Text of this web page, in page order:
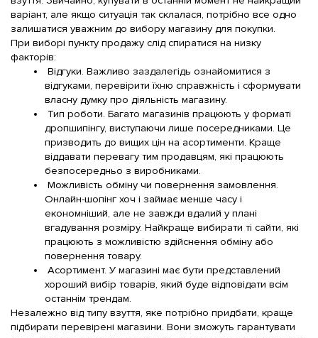
варіант, але якщо ситуація так склалася, потрібно все одно
залишатися уважним до вибору магазину для покупки.
При виборі пункту продажу слід спиратися на низку
факторів:
Відгуки. Важливо заздалегідь ознайомитися з
відгуками, перевірити їхню справжність і сформувати
власну думку про діяльність магазину.
Тип роботи. Багато магазинів працюють у форматі
дропшипінгу, виступаючи лише посередниками. Це
призводить до вищих цін на асортименти. Краще
віддавати перевагу тим продавцям, які працюють
безпосередньо з виробниками.
Можливість обміну чи повернення замовлення.
Онлайн-шопінг хоч і займає менше часу і
економніший, але не завжди вдалий у плані
вгадування розміру. Найкраще вибирати ті сайти, які
працюють з можливістю здійснення обміну або
повернення товару.
Асортимент. У магазині має бути представлений
хороший вибір товарів, який буде відповідати всім
останнім трендам.
Незалежно від типу взуття, яке потрібно придбати, краще
підбирати перевірені магазини. Вони зможуть гарантувати